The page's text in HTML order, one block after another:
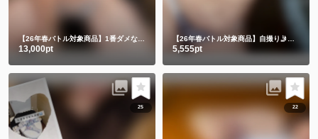
【26年春バトル対象商品】1番ダメなヤツ💔自撮り🤳
13,000pt 5,555pt
25 22